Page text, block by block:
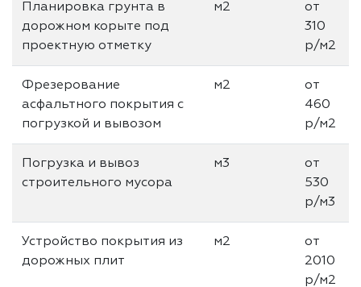
Планировка грунта в
дорожном корыте под
проектную отметку
м2
от
310
р/м2
Фрезерование
асфальтного покрытия с
погрузкой и вывозом
м2
от
460
р/м2
Погрузка и вывоз
строительного мусора
м3
от
530
р/м3
Устройство покрытия из
дорожных плит
м2
от
2010
р/м2